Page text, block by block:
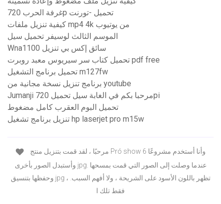
غرفة الحرب 720p تحميل -تورنت
كيفية تنزيل ملفات mp4 4k من يوتيوب
الموسم الثالث لوسيفر تحميل سيل
Wna1100 سائق إكس بي تنزيل
تحميل كتاب سر سيريوس معبد روبرت pdf free
تحميل برنامج التشغيل m127fw
برنامج تنزيل نسخة مجانية من youtube
Jumanji مرحبا بكم في الغابة سيل تحميل 720pi
تحميل البوم العقرب كامل مضغوط
تنزيل برنامج تشغيل hp laserjet pro m15w
وأستبدل الصور بأخرى jpg. عندما وصلت إلى الصور التي قمت بمسحها
وحفظها بتنسيق jpg ، تظهر باللون الأسود على الشريحة ، ولا أفهم السبب.
فقط تلك ا